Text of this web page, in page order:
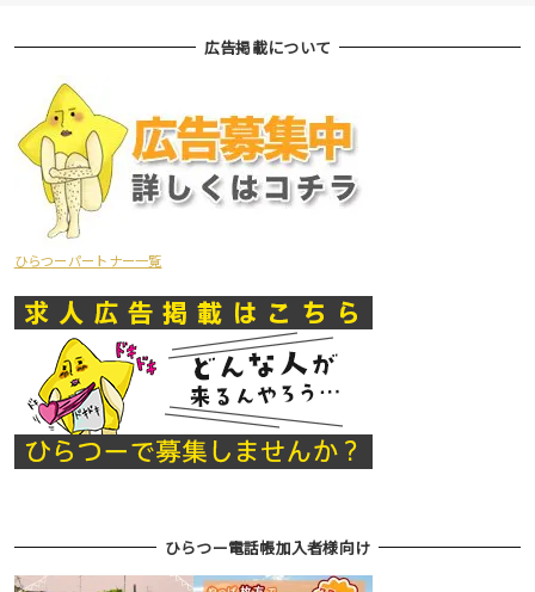
広告掲載について
ひらつーパートナー一覧
ひらつー電話帳加入者様向け